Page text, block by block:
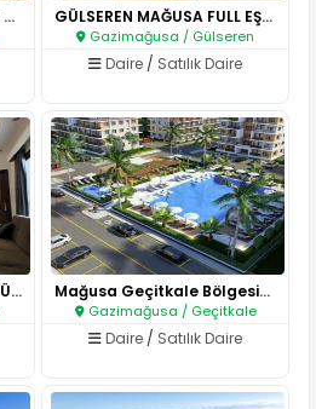
SATILIK SIFIR DAİRELER 3+1 - 2.. GÜLSEREN MAĞUSA FULL EŞYALI 2+..
Gazimağusa / Gülseren
Daire / Satılık Daire
GAZİMAĞUSA GÜLSEREN TÜRK KOÇAN.. Mağusa Geçitkale Bölgesinde si..
Gazimağusa / Geçitkale
Daire / Satılık Daire